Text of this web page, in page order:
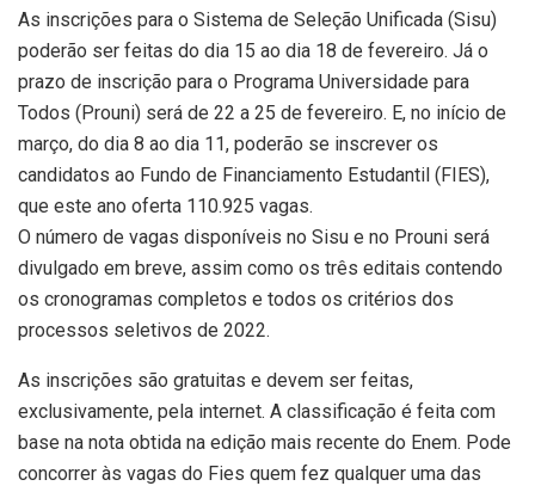
As inscrições para o Sistema de Seleção Unificada (Sisu)
poderão ser feitas do dia 15 ao dia 18 de fevereiro. Já o
prazo de inscrição para o Programa Universidade para
Todos (Prouni) será de 22 a 25 de fevereiro. E, no início de
março, do dia 8 ao dia 11, poderão se inscrever os
candidatos ao Fundo de Financiamento Estudantil (FIES),
que este ano oferta 110.925 vagas.
O número de vagas disponíveis no Sisu e no Prouni será
divulgado em breve, assim como os três editais contendo
os cronogramas completos e todos os critérios dos
processos seletivos de 2022.
As inscrições são gratuitas e devem ser feitas,
exclusivamente, pela internet. A classificação é feita com
base na nota obtida na edição mais recente do Enem. Pode
concorrer às vagas do Fies quem fez qualquer uma das